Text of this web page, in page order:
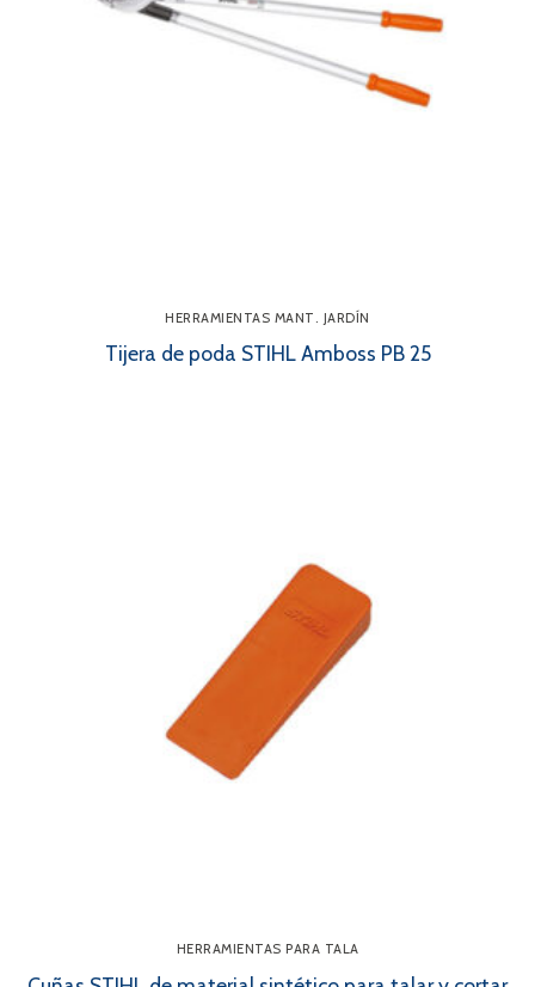
HERRAMIENTAS MANT. JARDÍN
Tijera de poda STIHL Amboss PB 25
HERRAMIENTAS PARA TALA